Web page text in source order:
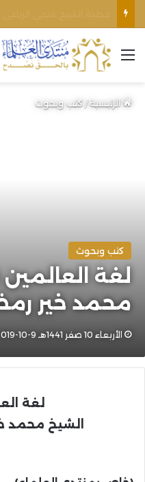
القائمة
الرئيسية/كتب وبحوث
كتب وبحوث
محمد خير
الأربعاء 10 صفر 1441هـ 9-10-2019م
لغة
الشيخ محمد